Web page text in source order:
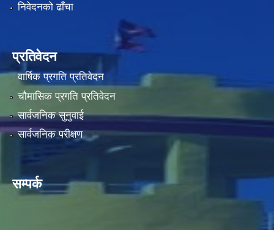
निवेदनको ढाँचा
प्रतिवेदन
वार्षिक प्रगति प्रतिवेदन
चौमासिक प्रगति प्रतिवेदन
सार्वजनिक सुनुवाई
सार्वजनिक परीक्षण
सम्पर्क